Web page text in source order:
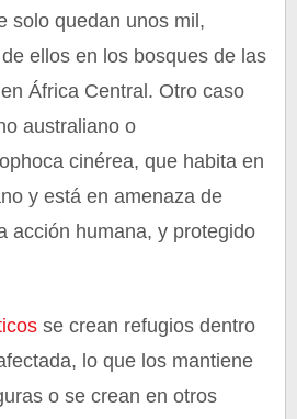
solo quedan unos mil,
ellos en los bosques de las
África Central. Otro caso
australiano o
cinérea, que habita en
y está en amenaza de
acción humana, y protegido
se crean refugios dentro
lo que los mantiene
o se crean en otros